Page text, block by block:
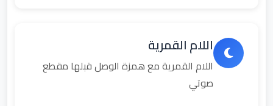
اللام القمرية
اللام القمرية مع همزة الوصل قبلها مقطع
صوتي